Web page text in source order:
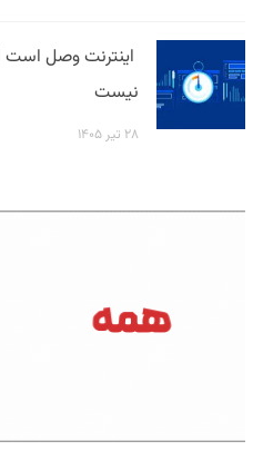
اینترنت وصل است
نیست
۲۸ تیر ۱۴۰۵